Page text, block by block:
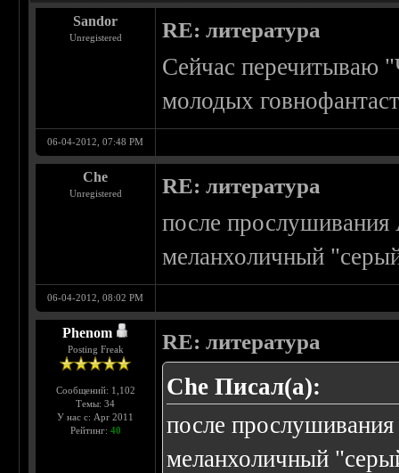
Sandor
Unregistered RE: литература
Сейчас перечитываю
молодых
06-04-2012, 07:48 PM
Che
Unregistered RE: литература
после прослушивания
меланхоличный
06-04-2012, 08:02 PM
Phenom
Posting Freak
Сообщений: 1,102
Темы: 34
У нас с: Apr 2011
Рейтинг: 40
RE: литература
Che Писал(а):
после
меланхоличный